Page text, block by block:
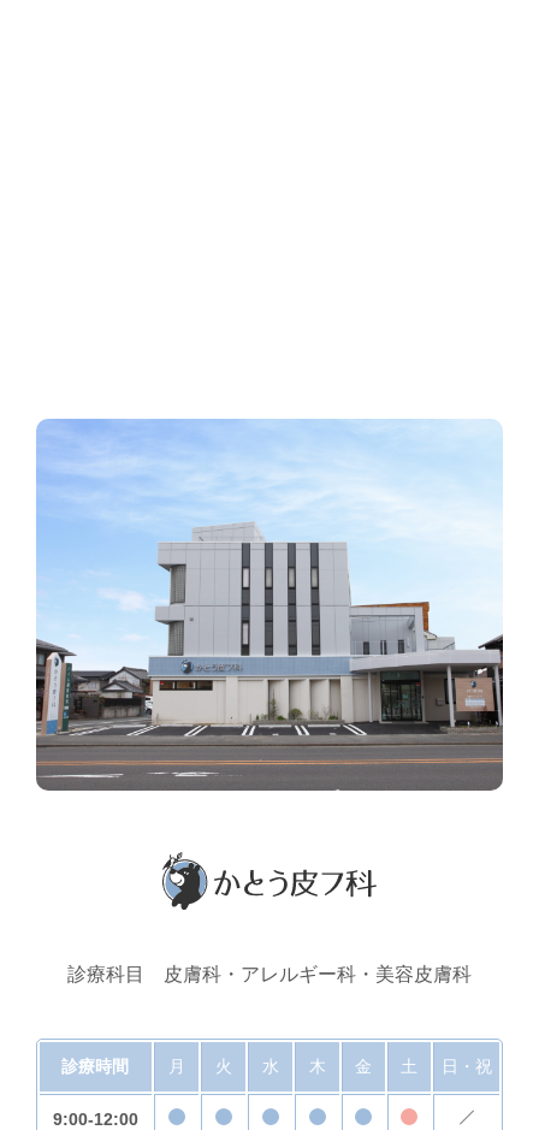
診療科目 皮膚科・アレルギー科・美容皮膚科
診療時間 月 火 水 木 金 土 日・祝
9:00-12:00